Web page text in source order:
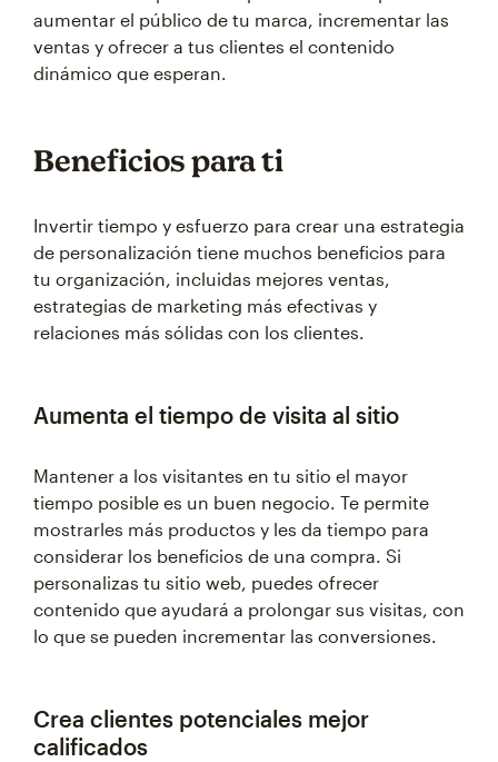
aumentar el público de tu marca, incrementar las
ventas y ofrecer a tus clientes el contenido
dinámico que esperan.
Beneficios para ti
Invertir tiempo y esfuerzo para crear una estrategia
de personalización tiene muchos beneficios para
tu organización, incluidas mejores ventas,
estrategias de marketing más efectivas y
relaciones más sólidas con los clientes.
Aumenta el tiempo de visita al sitio
Mantener a los visitantes en tu sitio el mayor
tiempo posible es un buen negocio. Te permite
mostrarles más productos y les da tiempo para
considerar los beneficios de una compra. Si
personalizas tu sitio web, puedes ofrecer
contenido que ayudará a prolongar sus visitas, con
lo que se pueden incrementar las conversiones.
Crea clientes potenciales mejor
calificados